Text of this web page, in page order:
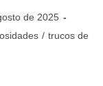
de 2025
/ trucos de